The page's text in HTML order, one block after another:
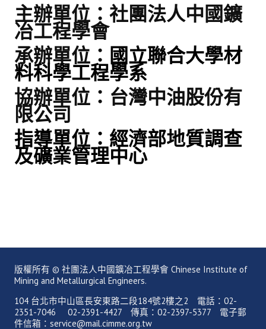
主辦單位：社團法人中國鑛
冶工程學會
承辦單位： 國立聯合大學材
料科學工程學系
協辦單位：台灣中油股份有
限公司
指導單位：經濟部地質調查
及礦業管理中心
版權所有 © 社團法人中國鑛冶工程學會 Chinese Institute of
Mining and Metallurgical Engineers.
104 台北市中山區長安東路二段184號2樓之2 電話：02-
2351-7046 02-2391-4427 傳真：02-2397-5377 電子郵
件信箱：service@mail.cimme.org.tw